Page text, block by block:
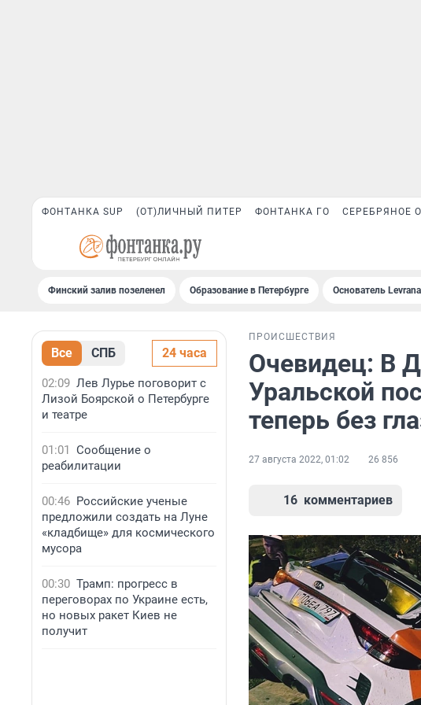
ФОНТАНКА SUP (ОТ)ЛИЧНЫЙ ПИТЕР ФОНТАНКА ГО СЕРЕБРЯНОЕ
Финский залив позеленел Образование в Петербурге Основатель
Все СПБ 24 часа
02:09 Лев Лурье поговорит с
Лизой Боярской о Петербурге
и театре
01:01 Сообщение о
реабилитации
00:46 Российские ученые
предложили создать на Луне
«кладбище» для космического
мусора
00:30 Трамп: прогресс в
переговорах по Украине есть,
но новых ракет Киев не
получит
ПРОИСШЕСТВИЯ
Очевидец: В
Уральской
теперь без
27 августа 2022, 01:02 26 856
16 комментариев